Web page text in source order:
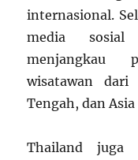
internasional.
media
menjangkau
wisatawan dari
Tengah, dan
Thailand juga